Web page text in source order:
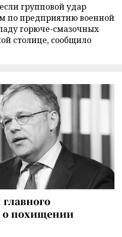
групповой удар
по предприятию военной
горюче-смазочных
столице, сообщило
похищении